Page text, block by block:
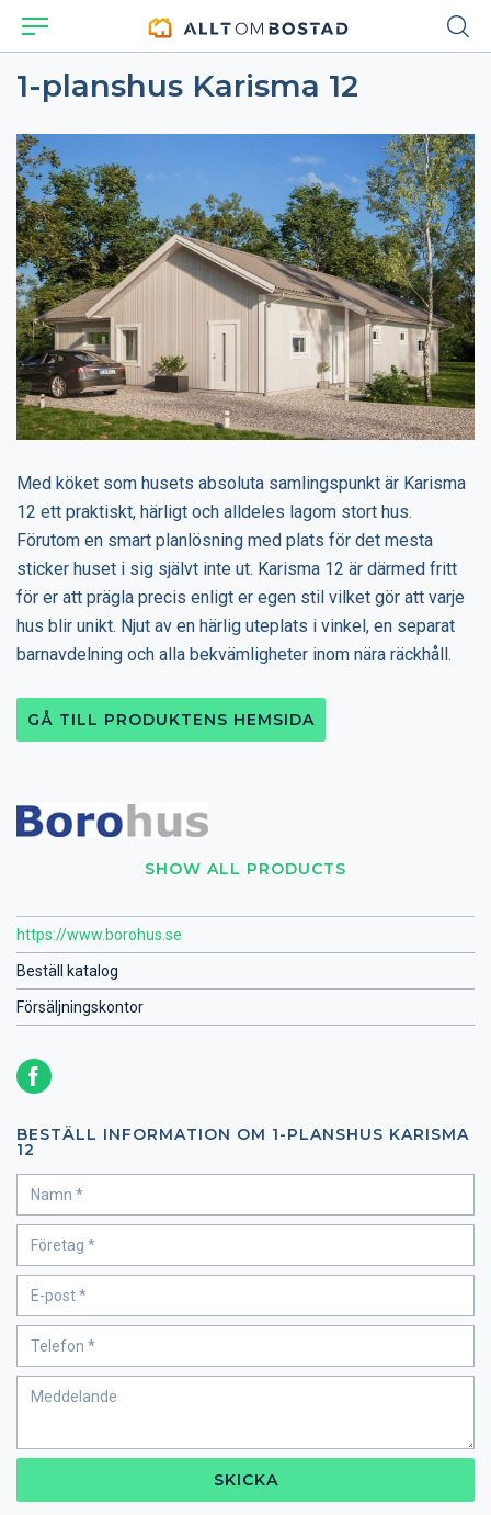
1-planshus Karisma 12
SHOW ALL PRODUCTS
https://www.borohus.se
Beställ katalog
Försäljningskontor
BESTÄLL INFORMATION OM 1-PLANSHUS KARISMA
12
SKICKA
Med köket som husets absoluta samlingspunkt är Karisma
12 ett praktiskt, härligt och alldeles lagom stort hus.
Förutom en smart planlösning med plats för det mesta
sticker huset i sig självt inte ut. Karisma 12 är därmed fritt
för er att prägla precis enligt er egen stil vilket gör att varje
hus blir unikt. Njut av en härlig uteplats i vinkel, en separat
barnavdelning och alla bekvämligheter inom nära räckhåll.
GÅ TILL PRODUKTENS HEMSIDA